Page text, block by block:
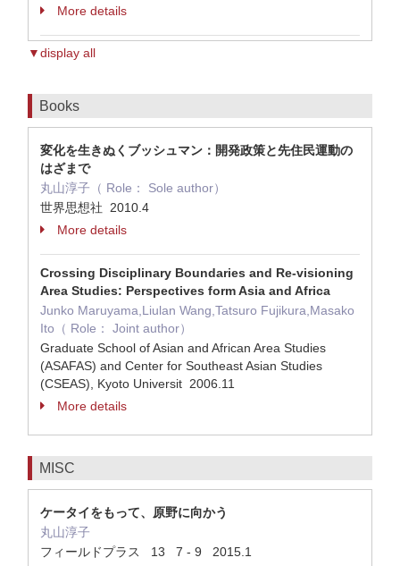
More details
▼display all
Books
変化を生きぬくブッシュマン：開発政策と先住民運動の
はざまで
丸山淳子（ Role： Sole author）
世界思想社 2010.4
More details
Crossing Disciplinary Boundaries and Re-visioning
Area Studies: Perspectives form Asia and Africa
Junko Maruyama,Liulan Wang,Tatsuro Fujikura,Masako
Ito（ Role： Joint author）
Graduate School of Asian and African Area Studies
(ASAFAS) and Center for Southeast Asian Studies
(CSEAS), Kyoto Universit 2006.11
More details
MISC
ケータイをもって、原野に向かう
丸山淳子
フィールドプラス 13 7 - 9 2015.1